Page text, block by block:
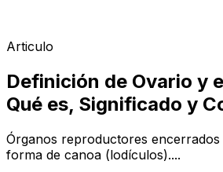
Articulo
Definición de Ovario y
Qué es, Significado y
Órganos reproductores encerrados
forma de canoa (lodículos)....